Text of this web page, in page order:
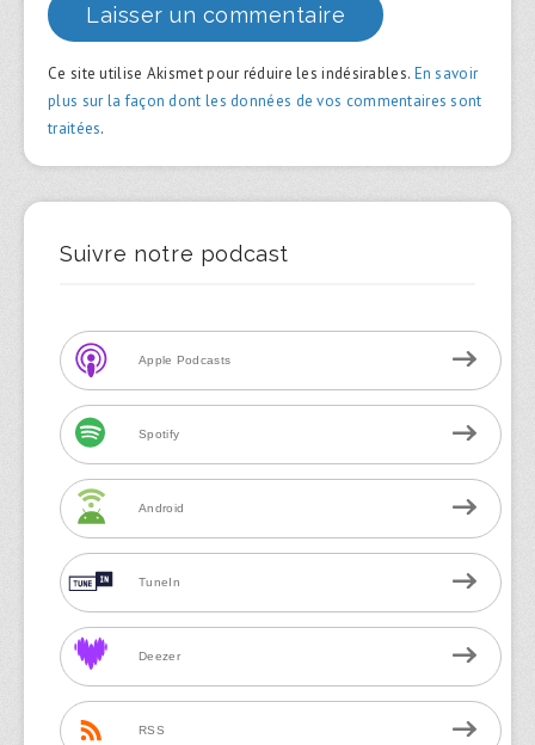
Ce site utilise Akismet pour réduire les indésirables. En savoir
plus sur la façon dont les données de vos commentaires sont
traitées.
Suivre notre podcast
Apple Podcasts
Spotify
Android
TuneIn
Deezer
RSS